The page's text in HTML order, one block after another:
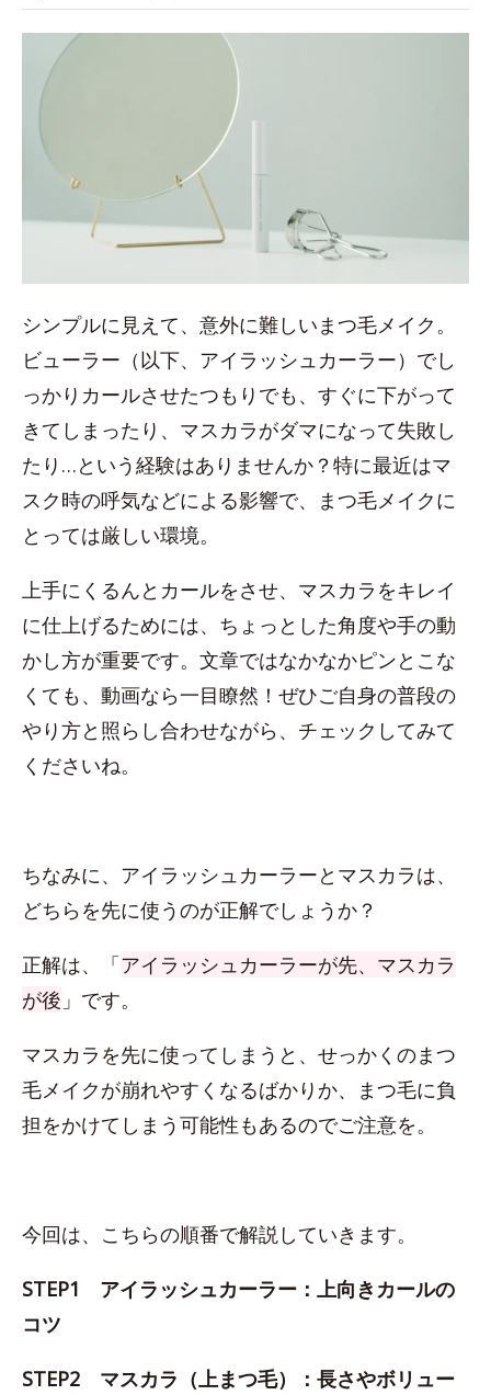
シンプルに見えて、意外に難しいまつ毛メイク。
ビューラー（以下、アイラッシュカーラー）でし
っかりカールさせたつもりでも、すぐに下がって
きてしまったり、マスカラがダマになって失敗し
たり…という経験はありませんか？特に最近はマ
スク時の呼気などによる影響で、まつ毛メイクに
とっては厳しい環境。
上手にくるんとカールをさせ、マスカラをキレイ
に仕上げるためには、ちょっとした角度や手の動
かし方が重要です。文章ではなかなかピンとこな
くても、動画なら一目瞭然！ぜひご自身の普段の
やり方と照らし合わせながら、チェックしてみて
くださいね。
ちなみに、アイラッシュカーラーとマスカラは、
どちらを先に使うのが正解でしょうか？
正解は、「アイラッシュカーラーが先、マスカラ
が後 」です。
マスカラを先に使ってしまうと、せっかくのまつ
毛メイクが崩れやすくなるばかりか、まつ毛に負
担をかけてしまう可能性もあるのでご注意を。
今回は、こちらの順番で解説していきます。
STEP1 アイラッシュカーラー：上向きカールの
コツ
STEP2 マスカラ（上まつ毛）：長さやボリュー